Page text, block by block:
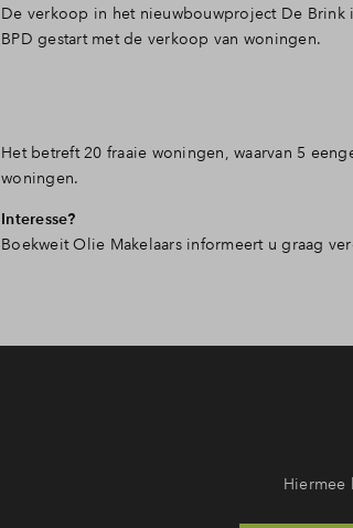
De verkoop in het nieuwbouwproject De Brink
BPD gestart met de verkoop van woningen.
Het betreft 20 fraaie woningen, waarvan 5
woningen.
Interesse?
Boekweit Olie Makelaars informeert u graag
Hiermee